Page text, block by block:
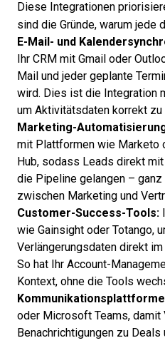
Diese Integrationen
sind die Gründe, warum jede
E-Mail- und
Ihr CRM mit Gmail oder
Mail und jeder geplante
wird. Dies ist die Integration
um Aktivitätsdaten korrekt zu
Marketing-
mit Plattformen wie Marketo
Hub, sodass Leads direkt
die Pipeline gelangen – ganz
zwischen Marketing und
Customer-Success-Tools:
wie Gainsight oder Totango,
Verlängerungsdaten direkt
So hat Ihr Account-
Kontext, ohne die Tools
oder Microsoft Teams,
Benachrichtigungen zu